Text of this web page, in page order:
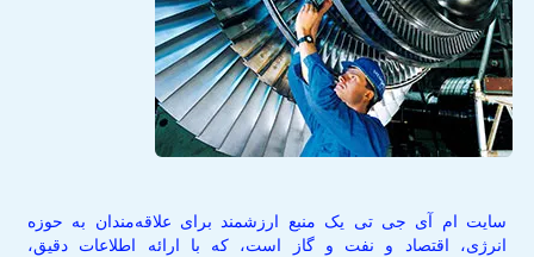
سایت ام آی جی تی یک منبع ارزشمند برای علاقه‌مندان به حوزه
انرژی، اقتصاد و نفت و گاز است، که با ارائه اطلاعات دقیق،